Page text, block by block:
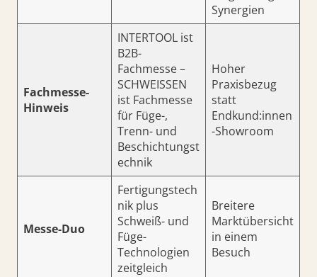
Synergien
Fachmesse-
Hinweis
INTERTOOL ist
B2B-
Fachmesse –
SCHWEISSEN
ist Fachmesse
für Füge-,
Trenn- und
Beschichtungst
echnik
Hoher
Praxisbezug
statt
Endkund:innen
-Showroom
Messe-Duo
Fertigungstech
nik plus
Schweiß- und
Füge-
Technologien
zeitgleich
Breitere
Marktübersicht
in einem
Besuch